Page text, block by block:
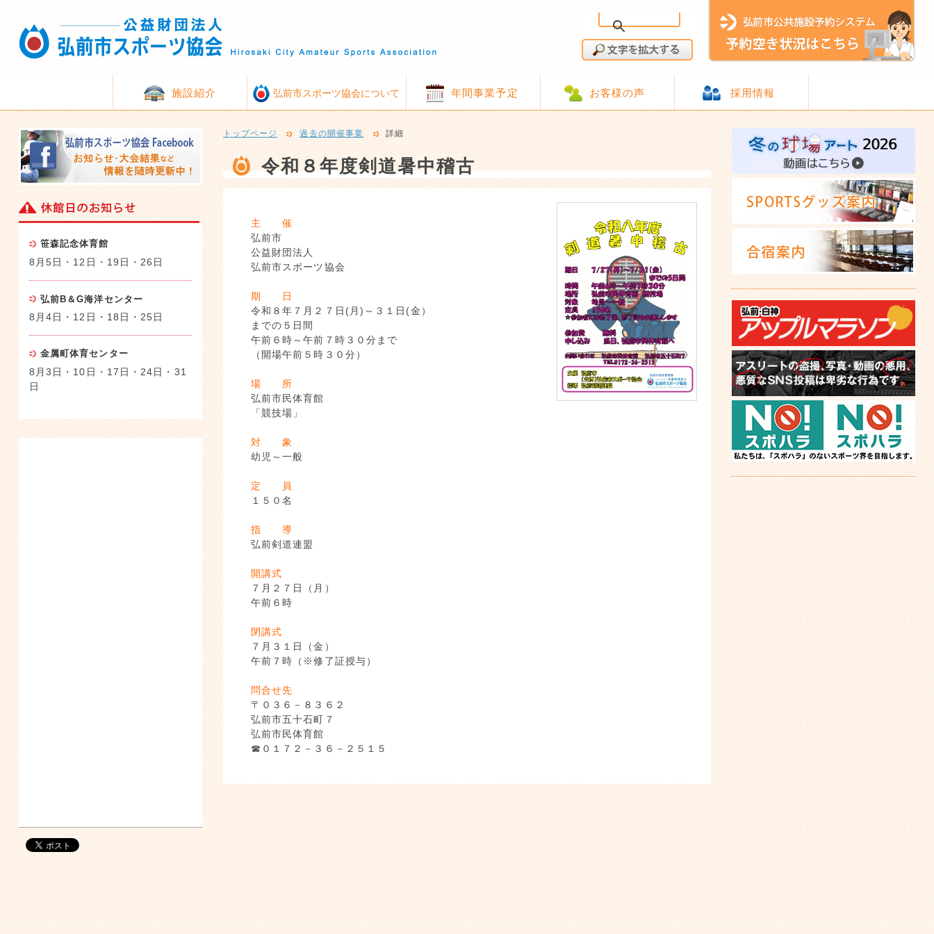
施設紹介 弘前市スポーツ協会について 年間事業予定 お客様の声 採用情報
トップページ 過去の開催事業 詳細
令和８年度剣道暑中稽古
主 催
弘前市
公益財団法人
弘前市スポーツ協会
期 日
令和８年７月２７日(月)～３１日(金）
までの５日間
午前６時～午前７時３０分まで
（開場午前５時３０分）
場 所
弘前市民体育館
「競技場」
対 象
幼児～一般
定 員
１５０名
指 導
弘前剣道連盟
開講式
７月２７日（月）
午前６時
閉講式
７月３１日（金）
午前７時（※修了証授与）
問合せ先
〒０３６－８３６２
弘前市五十石町７
弘前市民体育館
☎０１７２－３６－２５１５
笹森記念体育館
8月5日・12日・19日・26日
弘前B＆G海洋センター
8月4日・12日・18日・25日
金属町体育センター
8月3日・10日・17日・24日・31
日